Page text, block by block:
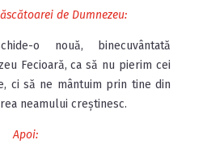
de Dumnezeu:
o nouă, binecuvântată
Fecioară, ca să nu pierim cei
ci să ne mântuim prin tine din
neamului creștinesc.
Apoi: